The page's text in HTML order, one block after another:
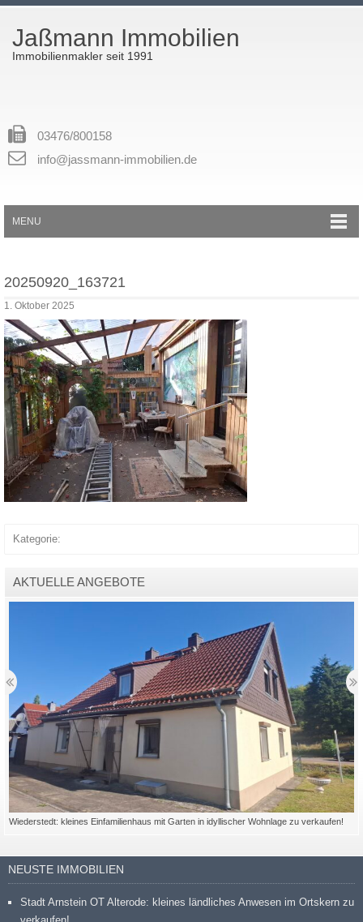
Jaßmann Immobilien
Immobilienmakler seit 1991
03476/800158
info@jassmann-immobilien.de
MENU
20250920_163721
1. Oktober 2025
Kategorie:
AKTUELLE ANGEBOTE
Wiederstedt: kleines Einfamilienhaus mit Garten in idyllischer Wohnlage zu verkaufen!
NEUSTE IMMOBILIEN
Stadt Arnstein OT Alterode: kleines ländliches Anwesen im Ortskern zu